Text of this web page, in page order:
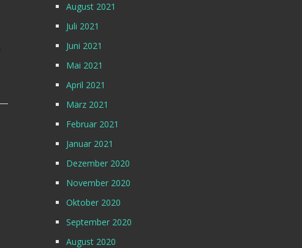
August 2021
Juli 2021
Juni 2021
Mai 2021
April 2021
März 2021
Februar 2021
Januar 2021
Dezember 2020
November 2020
Oktober 2020
September 2020
August 2020